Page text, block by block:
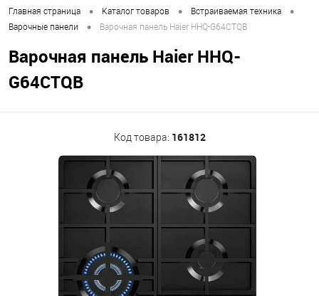
Главная страница • Каталог товаров • Встраиваемая техника •
Варочные панели • Варочная панель Haier HHQ-G64CTQB
Варочная панель Haier HHQ-
G64CTQB
Код товара: 161812